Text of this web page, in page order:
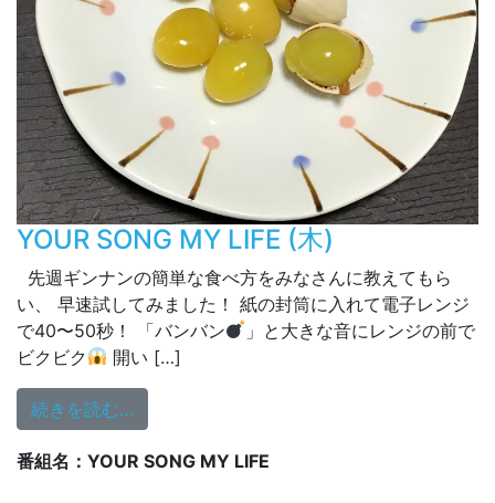
YOUR SONG MY LIFE (木)
先週ギンナンの簡単な食べ方をみなさんに教えてもら
い、 早速試してみました！ 紙の封筒に入れて電子レンジ
で40〜50秒！ 「バンバン
」と大きな音にレンジの前で
ビクビク
開い […]
続きを読む…
番組名：YOUR SONG MY LIFE